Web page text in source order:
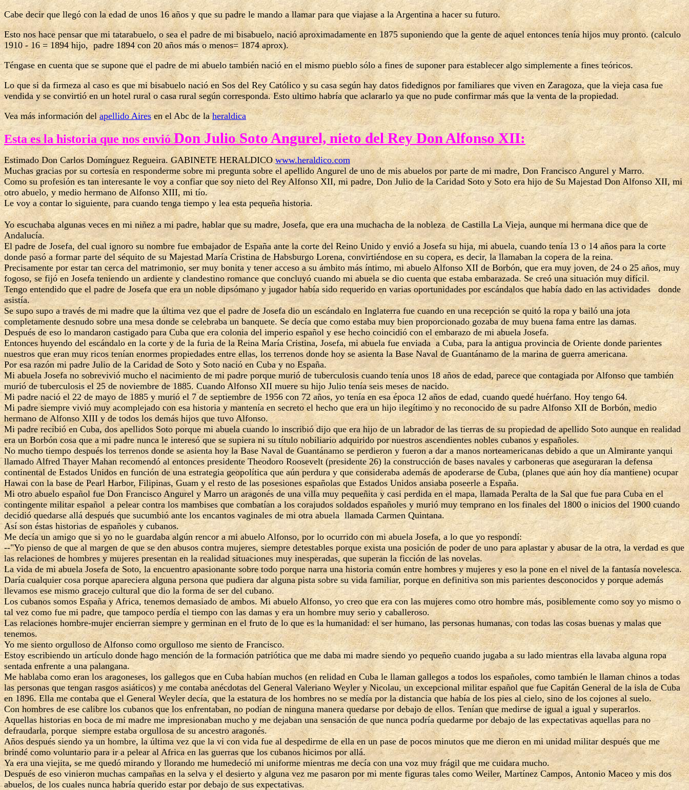
Cabe decir que llegó con la edad de unos 16 años y que su padre le mando a llamar para que viajase a la Argentina a hacer su futuro.
Esto nos hace pensar que mi tatarabuelo, o sea el padre de mi bisabuelo, nació aproximadamente en 1875 suponiendo que la gente de aquel entonces tenía hijos muy pronto. (calculo
1910 - 16 = 1894 hijo, padre 1894 con 20 años más o menos= 1874 aprox).
Téngase en cuenta que se supone que el padre de mi abuelo también nació en el mismo pueblo sólo a fines de suponer para establecer algo simplemente a fines teóricos.
Lo que si da firmeza al caso es que mi bisabuelo nació en Sos del Rey Católico y su casa según hay datos fidedignos por familiares que viven en Zaragoza, que la vieja casa fue
vendida y se convirtió en un hotel rural o casa rural según corresponda. Esto ultimo habría que aclararlo ya que no pude confirmar más que la venta de la propiedad.
Vea más información delapellido Airesen el Abc de laheraldica
Esta es la historia que nos envióDon Julio Soto Angurel, nieto del Rey Don Alfonso XII:
Estimado Don Carlos Domínguez Regueira. GABINETE HERALDICOwww.heraldico.com
Muchas gracias por su cortesía en responderme sobre mi pregunta sobre el apellido Angurel de uno de mis abuelos por parte de mi madre, Don Francisco Angurel y Marro.
Como su profesión es tan interesante le voy a confiar que soy nieto del Rey Alfonso XII, mi padre, Don Julio de la Caridad Soto y Soto era hijo de Su Majestad Don Alfonso XII, mi
otro abuelo, y medio hermano de Alfonso XIII, mi tío.
Le voy a contar lo siguiente, para cuando tenga tiempo y lea esta pequeña historia.
Yo escuchaba algunas veces en mi niñez a mi padre, hablar que su madre, Josefa, que era una muchacha de la nobleza de Castilla La Vieja, aunque mi hermana dice que de
Andalucía.
El padre de Josefa, del cual ignoro su nombre fue embajador de España ante la corte del Reino Unido y envió a Josefa su hija, mi abuela, cuando tenía 13 o 14 años para la corte
donde pasó a formar parte del séquito de su Majestad María Cristina de Habsburgo Lorena, convirtiéndose en su copera, es decir, la llamaban la copera de la reina.
Precisamente por estar tan cerca del matrimonio, ser muy bonita y tener acceso a su ámbito más íntimo, mi abuelo Alfonso XII de Borbón, que era muy joven, de 24 o 25 años, muy
fogoso, se fijó en Josefa teniendo un ardiente y clandestino romance que concluyó cuando mi abuela se dio cuenta que estaba embarazada. Se creó una situación muy difícil.
Tengo entendido que el padre de Josefa que era un noble dipsómano y jugador había sido requerido en varias oportunidades por escándalos que había dado en las actividades donde
asistía.
Se supo supo a través de mi madre que la última vez que el padre de Josefa dio un escándalo en Inglaterra fue cuando en una recepción se quitó la ropa y bailó una jota
completamente desnudo sobre una mesa donde se celebraba un banquete. Se decía que como estaba muy bien proporcionado gozaba de muy buena fama entre las damas.
Después de eso lo mandaron castigado para Cuba que era colonia del imperio español y ese hecho coincidió con el embarazo de mi abuela Josefa.
Entonces huyendo del escándalo en la corte y de la furia de la Reina María Cristina, Josefa, mi abuela fue enviada a Cuba, para la antigua provincia de Oriente donde parientes
nuestros que eran muy ricos tenían enormes propiedades entre ellas, los terrenos donde hoy se asienta la Base Naval de Guantánamo de la marina de guerra americana.
Por esa razón mi padre Julio de la Caridad de Soto y Soto nació en Cuba y no España.
Mi abuela Josefa no sobrevivió mucho el nacimiento de mi padre porque murió de tuberculosis cuando tenía unos 18 años de edad, parece que contagiada por Alfonso que también
murió de tuberculosis el 25 de noviembre de 1885. Cuando Alfonso XII muere su hijo Julio tenía seis meses de nacido.
Mi padre nació el 22 de mayo de 1885 y murió el 7 de septiembre de 1956 con 72 años, yo tenía en esa época 12 años de edad, cuando quedé huérfano. Hoy tengo 64.
Mi padre siempre vivió muy acomplejado con esa historia y mantenía en secreto el hecho que era un hijo ilegítimo y no reconocido de su padre Alfonso XII de Borbón, medio
hermano de Alfonso XIII y de todos los demás hijos que tuvo Alfonso.
Mi padre recibió en Cuba, dos apellidos Soto porque mi abuela cuando lo inscribió dijo que era hijo de un labrador de las tierras de su propiedad de apellido Soto aunque en realidad
era un Borbón cosa que a mi padre nunca le interesó que se supiera ni su título nobiliario adquirido por nuestros ascendientes nobles cubanos y españoles.
No mucho tiempo después los terrenos donde se asienta hoy la Base Naval de Guantánamo se perdieron y fueron a dar a manos norteamericanas debido a que un Almirante yanqui
llamado Alfred Thayer Mahan recomendó al entonces presidente Theodoro Roosevelt (presidente 26) la construcción de bases navales y carboneras que aseguraran la defensa
continental de Estados Unidos en función de una estrategia geopolítica que aún perdura y que consideraba además de apoderarse de Cuba, (planes que aún hoy día mantiene) ocupar
Hawai con la base de Pearl Harbor, Filipinas, Guam y el resto de las posesiones españolas que Estados Unidos ansiaba poseerle a España.
Mi otro abuelo español fue Don Francisco Angurel y Marro un aragonés de una villa muy pequeñita y casi perdida en el mapa, llamada Peralta de la Sal que fue para Cuba en el
contingente militar español a pelear contra los mambises que combatían a los corajudos soldados españoles y murió muy temprano en los finales del 1800 o inicios del 1900 cuando
decidió quedarse allá después que sucumbió ante los encantos vaginales de mi otra abuela llamada Carmen Quintana.
Así son éstas historias de españoles y cubanos.
Me decía un amigo que si yo no le guardaba algún rencor a mi abuelo Alfonso, por lo ocurrido con mi abuela Josefa, a lo que yo respondí:
--"Yo pienso de que al margen de que se den abusos contra mujeres, siempre detestables porque exista una posición de poder de uno para aplastar y abusar de la otra, la verdad es que
las relaciones de hombres y mujeres presentan en la realidad situaciones muy inesperadas, que superan la ficción de las novelas.
La vida de mi abuela Josefa de Soto, la encuentro apasionante sobre todo porque narra una historia común entre hombres y mujeres y eso la pone en el nivel de la fantasía novelesca.
Daría cualquier cosa porque apareciera alguna persona que pudiera dar alguna pista sobre su vida familiar, porque en definitiva son mis parientes desconocidos y porque además
llevamos ese mismo gracejo cultural que dio la forma de ser del cubano.
Los cubanos somos España y Africa, tenemos demasiado de ambos. Mi abuelo Alfonso, yo creo que era con las mujeres como otro hombre más, posiblemente como soy yo mismo o
tal vez como fue mi padre, que tampoco perdía el tiempo con las damas y era un hombre muy serio y caballeroso.
Las relaciones hombre-mujer encierran siempre y germinan en el fruto de lo que es la humanidad: el ser humano, las personas humanas, con todas las cosas buenas y malas que
tenemos.
Yo me siento orgulloso de Alfonso como orgulloso me siento de Francisco.
Estoy escribiendo un artículo donde hago mención de la formación patriótica que me daba mi madre siendo yo pequeño cuando jugaba a su lado mientras ella lavaba alguna ropa
sentada enfrente a una palangana.
Me hablaba como eran los aragoneses, los gallegos que en Cuba habían muchos (en relidad en Cuba le llaman gallegos a todos los españoles, como también le llaman chinos a todas
las personas que tengan rasgos asiáticos) y me contaba anécdotas del General Valeriano Weyler y Nicolau, un excepcional militar español que fue Capitán General de la isla de Cuba
en 1896. Ella me contaba que el General Weyler decía, que la estatura de los hombres no se medía por la distancia que había de los pies al cielo, sino de los cojones al suelo.
Con hombres de ese calibre los cubanos que los enfrentaban, no podían de ninguna manera quedarse por debajo de ellos. Tenían que medirse de igual a igual y superarlos.
Aquellas historias en boca de mi madre me impresionaban mucho y me dejaban una sensación de que nunca podría quedarme por debajo de las expectativas aquellas para no
defraudarla, porque siempre estaba orgullosa de su ancestro aragonés.
Años después siendo ya un hombre, la última vez que la vi con vida fue al despedirme de ella en un pase de pocos minutos que me dieron en mi unidad militar después que me
brindé como voluntario para ir a pelear al Africa en las guerras que los cubanos hicimos por allá.
Ya era una viejita, se me quedó mirando y llorando me humedeció mi uniforme mientras me decía con una voz muy frágil que me cuidara mucho.
Después de eso vinieron muchas campañas en la selva y el desierto y alguna vez me pasaron por mi mente figuras tales como Weiler, Martínez Campos, Antonio Maceo y mis dos
abuelos, de los cuales nunca habría querido estar por debajo de sus expectativas.